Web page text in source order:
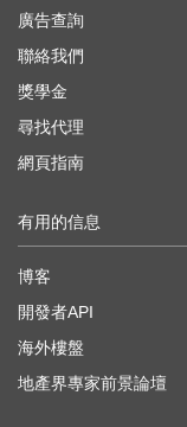
廣告查詢
聯絡我們
獎學金
尋找代理
網頁指南
有用的信息
博客
開發者API
海外樓盤
地產界專家前景論壇